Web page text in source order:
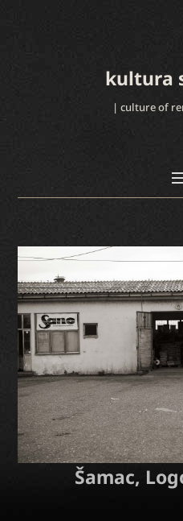
kultura
| culture of
Šamac,